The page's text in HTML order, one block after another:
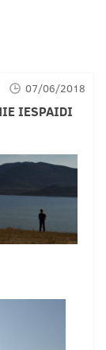
IESPAIDI
07/06/2018